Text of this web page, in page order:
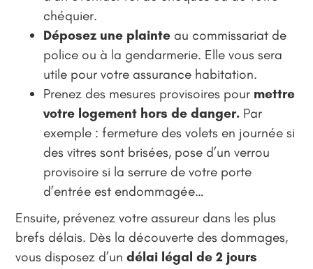
chéquier.
Déposez une plainte au commissariat de
police ou à la gendarmerie. Elle vous sera
utile pour votre assurance habitation.
Prenez des mesures provisoires pour mettre
votre logement hors de danger. Par
exemple : fermeture des volets en journée si
des vitres sont brisées, pose d’un verrou
provisoire si la serrure de votre porte
d’entrée est endommagée…
Ensuite, prévenez votre assureur dans les plus
brefs délais. Dès la découverte des dommages,
vous disposez d’undélai légal de 2 jours